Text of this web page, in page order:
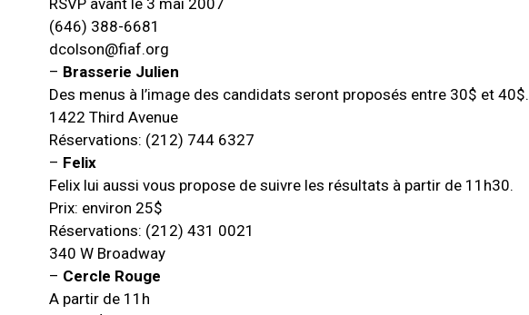
RSVP avant le 3 mai 2007
(646) 388-6681
dcolson@fiaf.org
– Brasserie Julien
Des menus à l’image des candidats seront proposés entre 30$ et 40$.
1422 Third Avenue
Réservations: (212) 744 6327
– Felix
Felix lui aussi vous propose de suivre les résultats à partir de 11h30.
Prix: environ 25$
Réservations: (212) 431 0021
340 W Broadway
– Cercle Rouge
A partir de 11h